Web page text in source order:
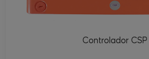
Controlador CSP